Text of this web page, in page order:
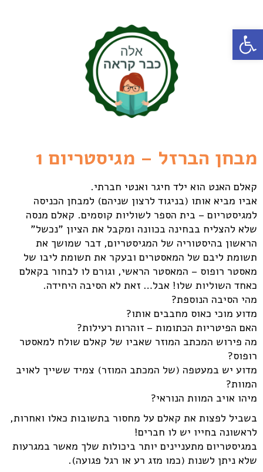
פתח סרגל נגישות
מבחן הברזל – מגיסטריום 1
קאלם האנט הוא ילד חיגר ואנטי חברתי.
אביו מביא אותו (בניגוד לרצון שניהם) למבחן הכניסה
למגיסטריום – בית הספר לשוליות קוסמים. קאלם מנסה
שלא להצליח בבחינה בכוונה ומקבל את הציון "נכשל"
הראשון בהיסטוריה של המגיסטריום, דבר שמושך את
תשומת ליבם של המאסטרים ובעקר את תשומת ליבו של
מאסטר רופוס – המאסטר הראשי, וגורם לו לבחור בקאלם
כאחד השוליות שלו! אבל… זאת לא הסיבה היחידה.
מהי הסיבה הנוספת?
מדוע מוכי כאוס מחבבים אותו?
האם הפיטריות הכתומות – זוהרות רעילות?
מה פירוש המכתב המוזר שאביו של קאלם שולח למאסטר
רופוס?
מדוע יש במעטפה (של המכתב המוזר) צמיד ששייך לאויב
המוות?
מיהו אויב המוות הנוראי?
בשביל לפצות את קאלם על מחסור בתשובות כאלו ואחרות,
לראשונה בחייו יש לו חברים!
במגיסטריום מתעניינים יותר ביכולות שלך מאשר במגרעות
שלא ניתן לשנות (כמו מזג רע או רגל פגועה).